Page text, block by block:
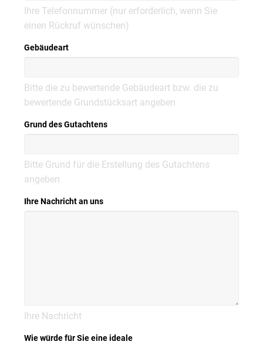
Ihre Telefonnummer (nur erforderlich, wenn Sie
einen Rückruf wünschen)
Gebäudeart
Bitte die zu bewertende Gebäudeart bzw. die zu
bewertende Grundstücksart angeben
Grund des Gutachtens
Bitte Grund für die Erstellung des Gutachtens
angeben
Ihre Nachricht an uns
Ihre Nachricht
Wie würde für Sie eine ideale